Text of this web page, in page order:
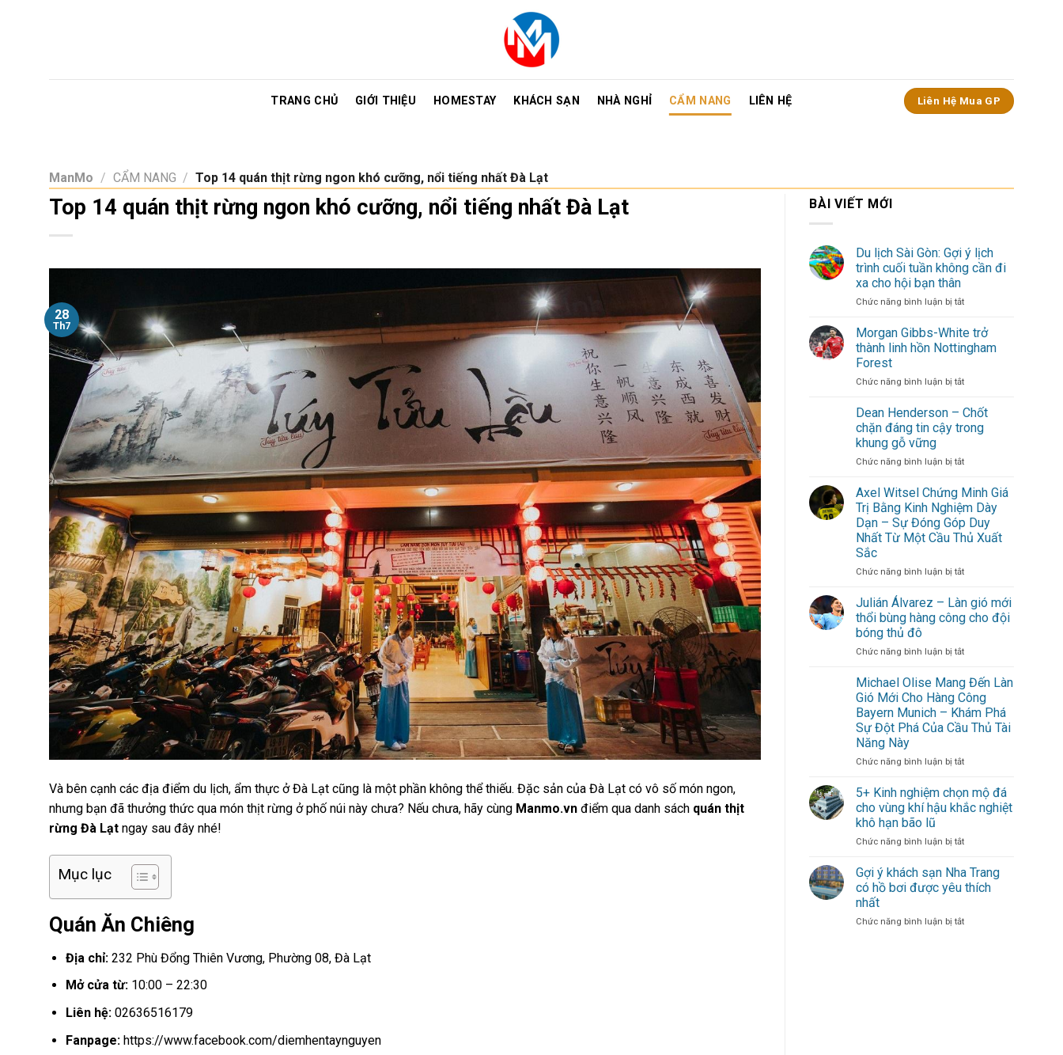
TRANG CHỦ GIỚI THIỆU HOMESTAY KHÁCH SẠN NHÀ NGHỈ CẨM NANG LIÊN HỆ Liên Hệ Mua GP
ManMo / CẨM NANG / Top 14 quán thịt rừng ngon khó cưỡng, nổi tiếng nhất Đà Lạt
Top 14 quán thịt rừng ngon khó cưỡng, nổi tiếng nhất Đà Lạt
28
Th7
Và bên cạnh các địa điểm du lịch, ẩm thực ở Đà Lạt cũng là một phần không thể thiếu. Đặc sản của Đà Lạt có vô số món ngon,
nhưng bạn đã thưởng thức qua món thịt rừng ở phố núi này chưa? Nếu chưa, hãy cùng Manmo.vn điểm qua danh sách quán thịt
rừng Đà Lạt ngay sau đây nhé!
Mục lục
Quán Ăn Chiêng
Địa chỉ:232 Phù Đổng Thiên Vương, Phường 08, Đà Lạt
Mở cửa từ:10:00 – 22:30
Liên hệ:02636516179
Fanpage:https://www.facebook.com/diemhentaynguyen
BÀI VIẾT MỚI
Du lịch Sài Gòn: Gợi ý lịch
trình cuối tuần không cần đi
xa cho hội bạn thân
Chức năng bình luận bị tắtở
lịch
Sài
Gòn:
ý
trình
tuần
cần
xa
cho
hội
bạn
thân
Morgan Gibbs-White trở
thành linh hồn Nottingham
Forest
Chức năng bình luận bị tắtở
Gibbs-
White
trở
linh
Nottingham
Forest
Dean Henderson – Chốt
chặn đáng tin cậy trong
khung gỗ vững
Chức năng bình luận bị tắtở
Henderson
Chốt
chặn
đáng
cậy
gỗ
vững
Axel Witsel Chứng Minh Giá
Trị Bằng Kinh Nghiệm Dày
Dạn – Sự Đóng Góp Duy
Nhất Từ Một Cầu Thủ Xuất
Sắc
Chức năng bình luận bị tắtở
Witsel
Chứng
Minh
Trị
Kinh
Nghiệm
Dày
Dạn
–
Đóng
Nhất
Từ
Cầu
Xuất
Sắc
Julián Álvarez – Làn gió mới
thổi bùng hàng công cho đội
bóng thủ đô
Chức năng bình luận bị tắtở
Álvarez
–
Làn
gió
mới
bùng
cho
đội
thủ
Michael Olise Mang Đến Làn
Gió Mới Cho Hàng Công
Bayern Munich – Khám Phá
Sự Đột Phá Của Cầu Thủ Tài
Năng Này
Chức năng bình luận bị tắtở
Mang
Đến
Gió
Cho
Hàng
Công
Munich
5+ Kinh nghiệm chọn mộ đá
cho vùng khí hậu khắc nghiệt
khô hạn bão lũ
Chức năng bình luận bị tắtở
Kinh
nghiệm
chọn
đá
Gợi ý khách sạn Nha Trang
có hồ bơi được yêu thích
nhất
Chức năng bình luận bị tắtở